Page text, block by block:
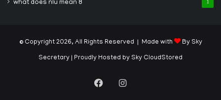
what does nlu mean 8 1
© Copyright 2026, All Rights Reserved | Made with By Sky
Secretary | Proudly Hosted by Sky CloudStored
FacebookInstagram